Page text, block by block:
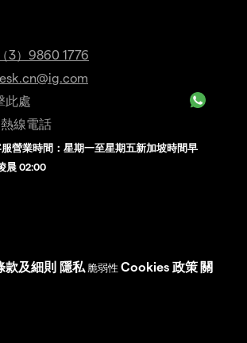
3）9860 1776
此處
線電話
營業時間：星期一至星期五新加坡時間早
晨 02:00
款及細則 隱私 脆弱性 Cookies 政策 關